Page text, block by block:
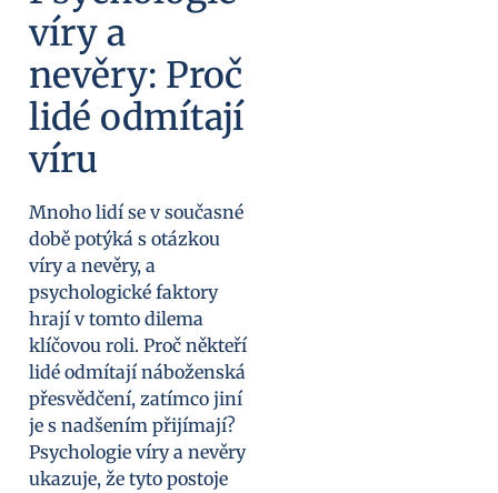
víry a
nevěry: Proč
lidé odmítají
víru
Mnoho lidí se v současné
době potýká s otázkou
víry a nevěry, a
psychologické faktory
hrají v tomto dilema
klíčovou roli. Proč někteří
lidé odmítají náboženská
přesvědčení, zatímco jiní
je s nadšením přijímají?
Psychologie víry a nevěry
ukazuje, že tyto postoje